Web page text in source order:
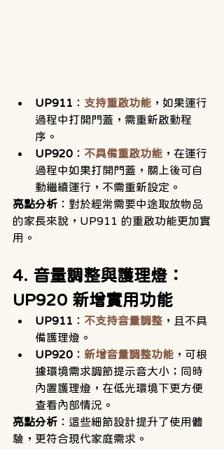
UP911 ： 支持重啟功能 ，如果運行
過程中打開門蓋，需重新啟動程
序。
UP920 ： 不具備重啟功能 ，在運行
過程中如果打開門蓋，關上後可自
動繼續運行，不需重新設定。
亮點分析 ：對於經常需要中途取放物品
的家長來說，UP911 的重啟功能更加實
用。
4. 音量調整與護理燈：
UP920 新增實用功能
UP911 ： 不支持音量調整 ，且不具
備護理燈。
UP920 ： 新增音量調整功能 ，可根
據環境需求調節提示音大小；同時
內置護理燈，在低光環境下更方便
查看內部情況。
亮點分析 ：這些細節設計提升了使用體
驗，更符合現代家庭需求。